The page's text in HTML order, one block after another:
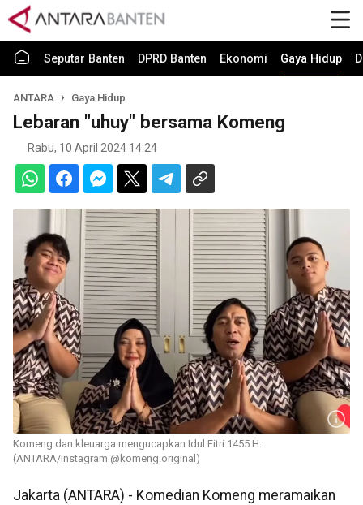
Seputar Banten DPRD Banten Ekonomi Gaya Hidup
ANTARA Gaya Hidup
Lebaran "uhuy" bersama Komeng
Rabu, 10 April 2024 14:24
Komeng dan kleuarga mengucapkan Idul Fitri 1455 H.
(ANTARA/instagram @komeng.original)
Jakarta (ANTARA) - Komedian Komeng meramaikan